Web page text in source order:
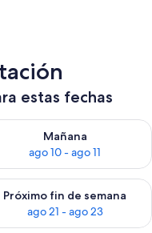
estas fechas
ago 9 - ago 10
Mañana
ago 10 - ago 11
la disponibilidad
de semana, ago 14 -
Próximo fin de semana
ago 21 - ago 23
la disponibilidad